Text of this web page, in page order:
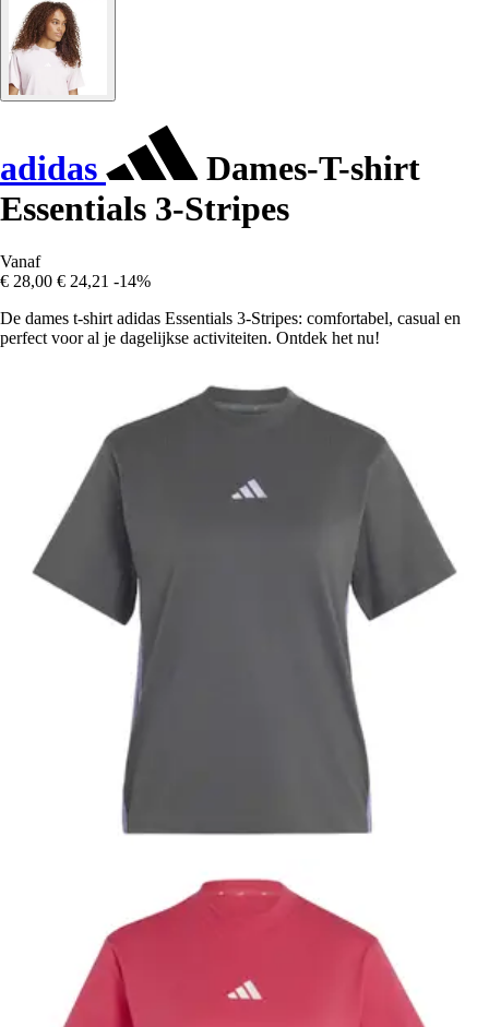
adidas
Dames-T-shirt
Essentials 3-Stripes
Vanaf
€ 28,00 € 24,21 -14%
De dames t-shirt adidas Essentials 3-Stripes: comfortabel, casual en
perfect voor al je dagelijkse activiteiten. Ontdek het nu!